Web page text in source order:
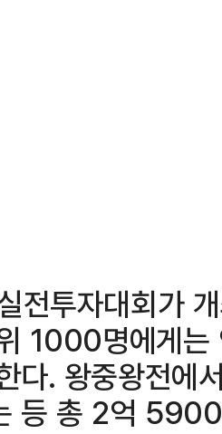
전투자대회가
1000명에게는
다. 왕중왕전
등 총 2억